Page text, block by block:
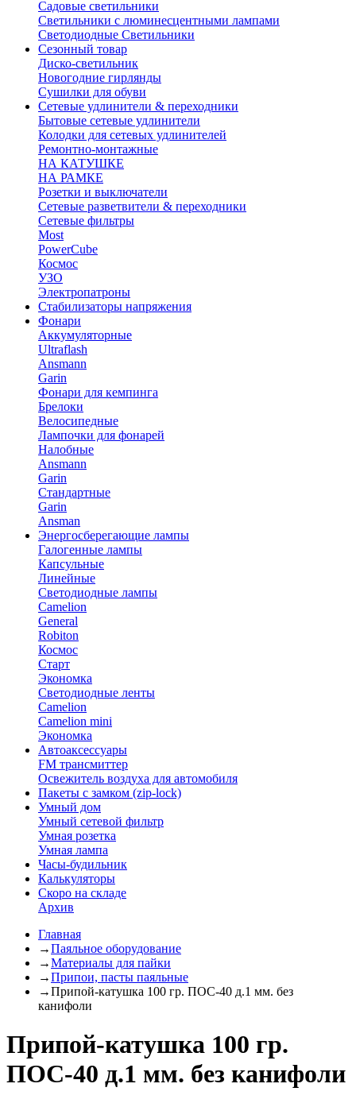
Садовые светильники
Светильники с люминесцентными лампами
Светодиодные Светильники
Сезонный товар
Диско-светильник
Новогодние гирлянды
Сушилки для обуви
Сетевые удлинители & переходники
Бытовые сетевые удлинители
Колодки для сетевых удлинителей
Ремонтно-монтажные
НА КАТУШКЕ
НА РАМКЕ
Розетки и выключатели
Сетевые разветвители & переходники
Сетевые фильтры
Most
PowerCube
Космос
УЗО
Электропатроны
Стабилизаторы напряжения
Фонари
Аккумуляторные
Ultraflash
Ansmann
Garin
Фонари для кемпинга
Брелоки
Велосипедные
Лампочки для фонарей
Налобные
Ansmann
Garin
Стандартные
Garin
Ansman
Энергосберегающие лампы
Галогенные лампы
Капсульные
Линейные
Светодиодные лампы
Camelion
General
Robiton
Космос
Старт
Экономка
Светодиодные ленты
Camelion
Camelion mini
Экономка
Автоаксессуары
FM трансмиттер
Освежитель воздуха для автомобиля
Пакеты с замком (zip-lock)
Умный дом
Умный сетевой фильтр
Умная розетка
Умная лампа
Часы-будильник
Калькуляторы
Скоро на складе
Архив
Главная
→Паяльное оборудование
→Материалы для пайки
→Припои, пасты паяльные
→Припой-катушка 100 гр. ПОС-40 д.1 мм. без
канифоли
Припой-катушка 100 гр.
ПОС-40 д.1 мм. без канифоли